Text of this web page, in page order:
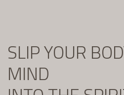
SLIP YOUR
MIND